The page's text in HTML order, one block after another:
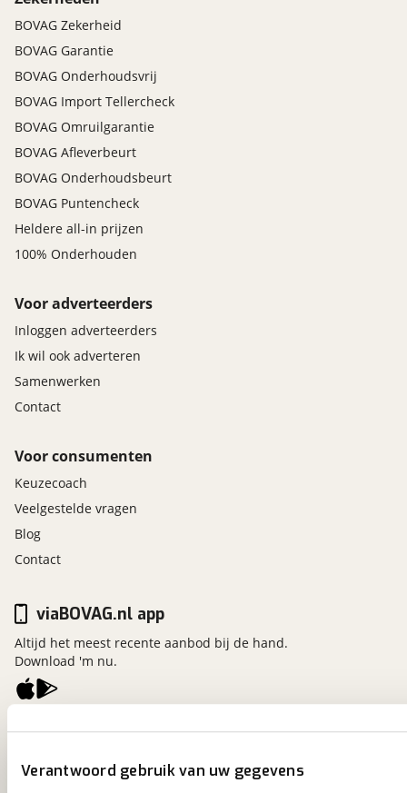
Verantwoord gebruik van uw gegevens
BOVAG Zekerheid
BOVAG Garantie
BOVAG Onderhoudsvrij
BOVAG Import Tellercheck
BOVAG Omruilgarantie
BOVAG Afleverbeurt
BOVAG Onderhoudsbeurt
BOVAG Puntencheck
Heldere all-in prijzen
100% Onderhouden
Voor adverteerders
Inloggen adverteerders
Ik wil ook adverteren
Samenwerken
Contact
Voor consumenten
Keuzecoach
Veelgestelde vragen
Blog
Contact
viaBOVAG.nl
3981 AJ Bunnik
viaBOVAG.nl app
Altijd het meest recente aanbod bij de hand.
Download 'm nu.